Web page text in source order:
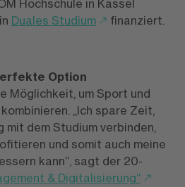
Hochschule in Kassel
Duales Studium finanziert.
Option
Möglichkeit, um Sport und
„Ich spare Zeit,
mit dem Studium verbinden,
und somit auch meine
kann“, sagt der 20-
& Digitalisierung“